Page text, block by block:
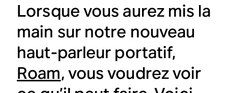
Lorsque vous aurez mis la
main sur notre nouveau
haut-parleur portatif,
Roam, vous voudrez voir